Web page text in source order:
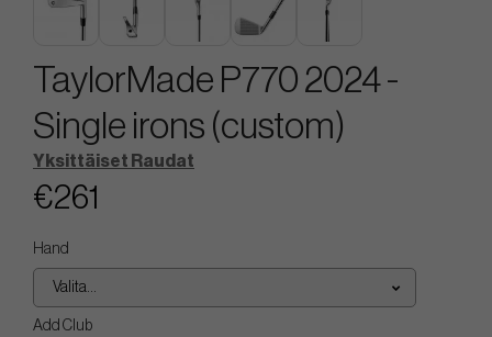
TaylorMade P770 2024 -
Single irons (custom)
Yksittäiset Raudat
€261
Hand
Valita...
Add Club